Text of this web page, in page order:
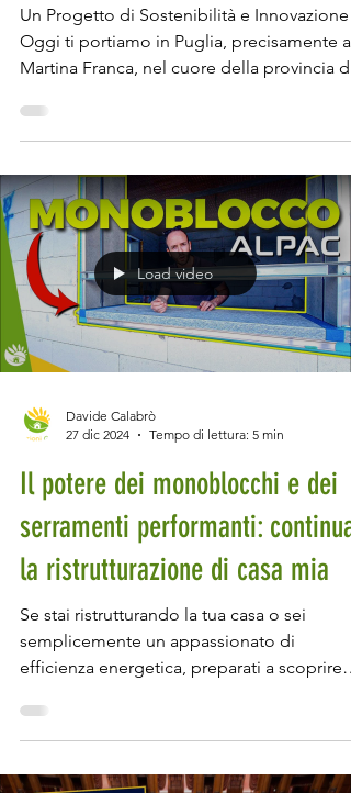
Casa Zero Gas
Un Progetto di Sostenibilità e Innovazione
Martina Franca, nel cuore della provincia
Load video
27 dic 2024
Tempo di lettura: 5 min
Il potere dei monoblocchi e dei
serramenti performanti: continua
la ristrutturazione di casa mia
Se stai ristrutturando la tua casa o sei
efficienza energetica, preparati a scoprire
uno degli aspetti...